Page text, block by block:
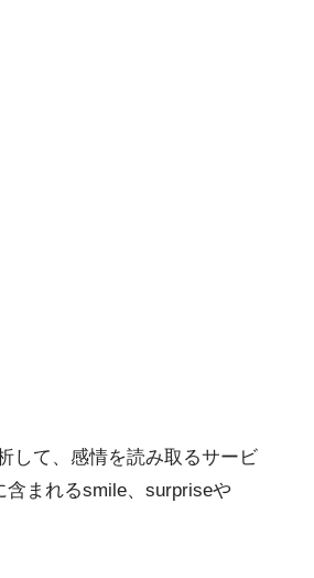
して、感情を読み取るサービ
まれるsmile、surpriseや